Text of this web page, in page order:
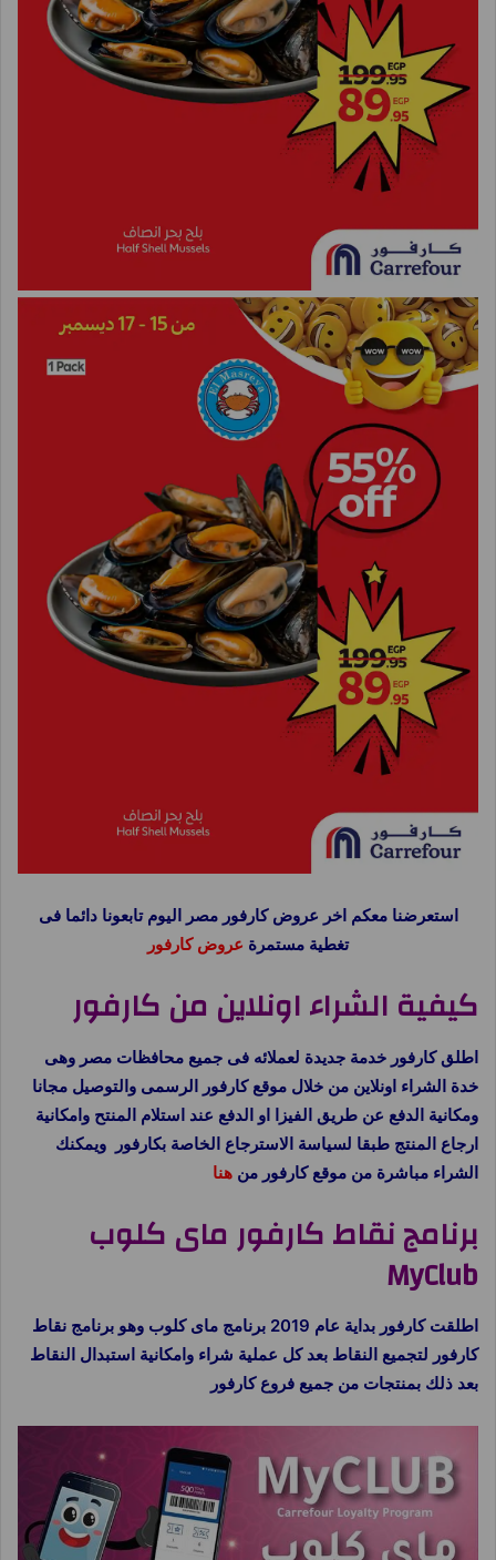
استعرضنا معكم اخر عروض كارفور مصر اليوم تابعونا دائما فى
تغطية مستمرة عروض كارفور
كيفية الشراء اونلاين من كارفور
اطلق كارفور خدمة جديدة لعملائه فى جميع محافظات مصر وهى
خدة الشراء اونلاين من خلال موقع كارفور الرسمى والتوصيل مجانا
ومكانية الدفع عن طريق الفيزا او الدفع عند استلام المنتح وامكانية
ارجاع المنتج طبقا لسياسة الاسترجاع الخاصة بكارفور ويمكنك
الشراء مباشرة من موقع كارفور من هنا
برنامج نقاط كارفور ماى كلوب
MyClub
اطلقت كارفور بداية عام 2019 برنامج ماى كلوب وهو برنامج نقاط
كارفور لتجميع النقاط بعد كل عملية شراء وامكانية استبدال النقاط
بعد ذلك بمنتجات من جميع فروع كارفور